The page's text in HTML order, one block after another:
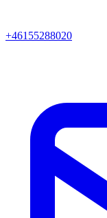
+46155288020